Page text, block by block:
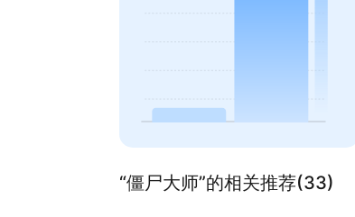
“僵尸大师”的相关推荐(33)